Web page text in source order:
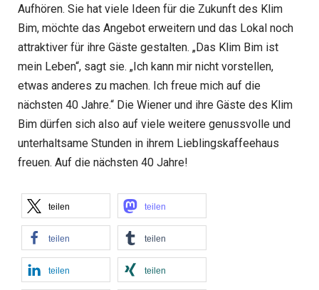
Aufhören. Sie hat viele Ideen für die Zukunft des Klim
Bim, möchte das Angebot erweitern und das Lokal noch
attraktiver für ihre Gäste gestalten. „Das Klim Bim ist
mein Leben“, sagt sie. „Ich kann mir nicht vorstellen,
etwas anderes zu machen. Ich freue mich auf die
nächsten 40 Jahre.“ Die Wiener und ihre Gäste des Klim
Bim dürfen sich also auf viele weitere genussvolle und
unterhaltsame Stunden in ihrem Lieblingskaffeehaus
freuen. Auf die nächsten 40 Jahre!
teilen teilen
teilen teilen
teilen teilen